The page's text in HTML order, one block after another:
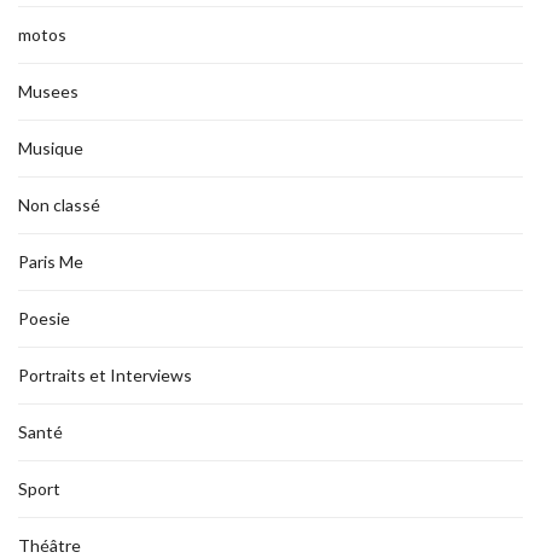
motos
Musees
Musique
Non classé
Paris Me
Poesie
Portraits et Interviews
Santé
Sport
Théâtre